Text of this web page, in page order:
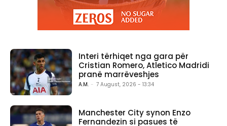
Interi tërhiqet nga gara për
Cristian Romero, Atletico Madridi
pranë marrëveshjes
A.M. - 7 August, 2026 - 13:34
Manchester City synon Enzo
Fernandezin si pasues të